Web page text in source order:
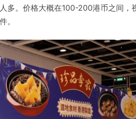
多。价格大概在100-200港币之间，
。